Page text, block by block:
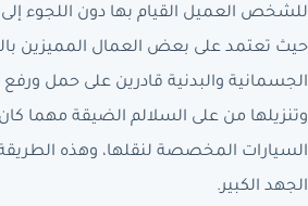
للشخص العميل القيام بها دون اللجوء
حيث تعتمد على بعض العمال المميزين
الجسمانية والبدنية قادرين على حمل ورفع
وتنزيلها من على السلالم الضيقة مهما كان
السيارات المخصصة لنقلها، وهذه
الجهد الكبير.